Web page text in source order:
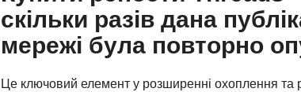
скільки разів дана
мережі була повторно
Це ключовий елемент у розширенні охоплення та